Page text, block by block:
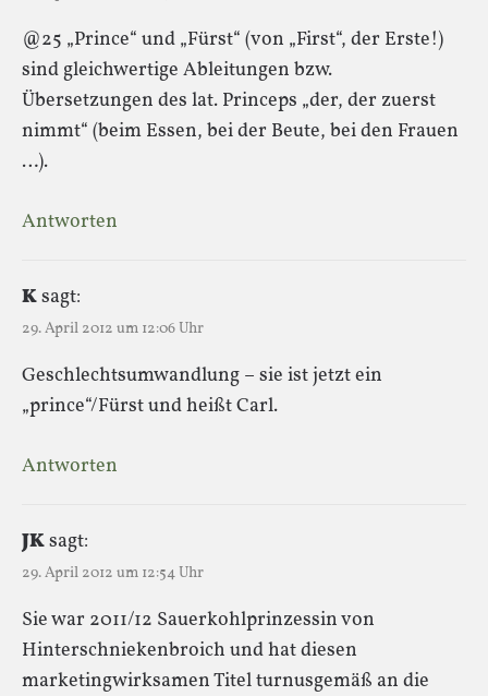
@25 „Prince“ und „Fürst“ (von „First“, der Erste!)
sind gleichwertige Ableitungen bzw.
Übersetzungen des lat. Princeps „der, der zuerst
nimmt“ (beim Essen, bei der Beute, bei den Frauen
…).
Antworten
Ksagt:
29. April 2012 um 12:06 Uhr
Geschlechtsumwandlung – sie ist jetzt ein
„prince“/Fürst und heißt Carl.
Antworten
JKsagt:
29. April 2012 um 12:54 Uhr
Sie war 2011/12 Sauerkohlprinzessin von
Hinterschniekenbroich und hat diesen
marketingwirksamen Titel turnusgemäß an die